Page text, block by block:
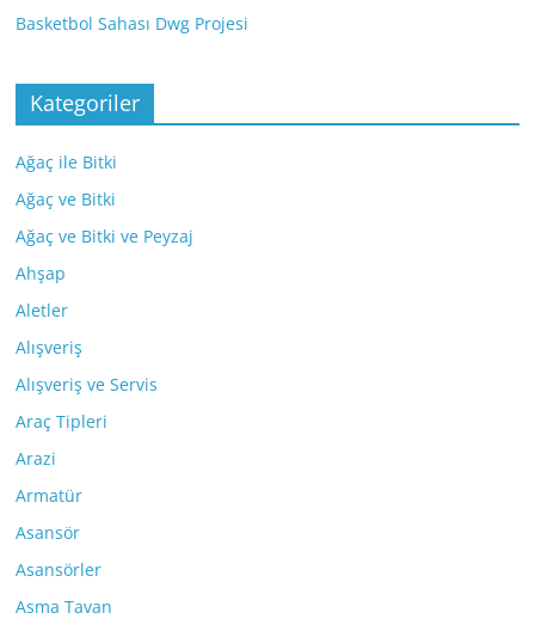
Basketbol Sahası Dwg Projesi
Kategoriler
Ağaç ile Bitki
Ağaç ve Bitki
Ağaç ve Bitki ve Peyzaj
Ahşap
Aletler
Alışveriş
Alışveriş ve Servis
Araç Tipleri
Arazi
Armatür
Asansör
Asansörler
Asma Tavan